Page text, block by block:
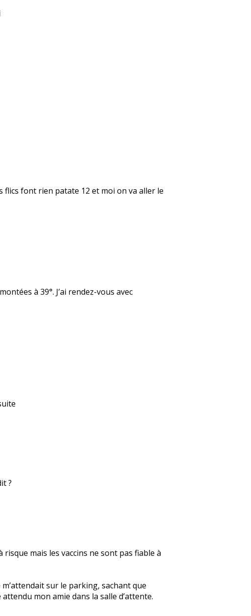
flics font rien patate 12 et moi on va aller le
à 39°. J’ai rendez-vous avec
?
mais les vaccins ne sont pas fiable à
sur le parking, sachant que
mon amie dans la salle d’attente.